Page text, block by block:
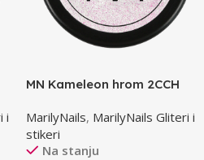
i
MN Kameleon hrom 2CCH
MarilyNails, MarilyNails Gliteri i
stikeri
Na stanju